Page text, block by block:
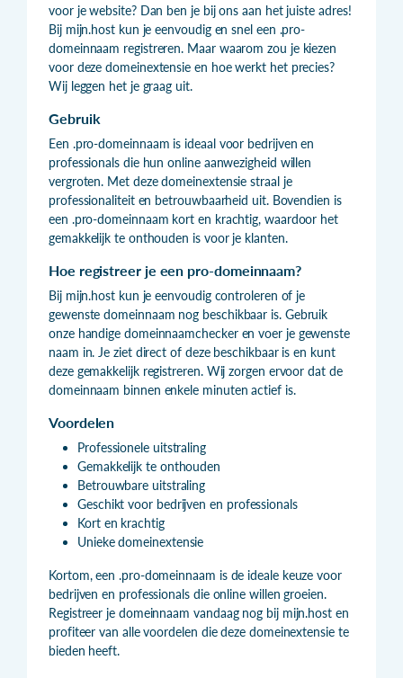
voor je website? Dan ben je bij ons aan het juiste adres!
Bij mijn.host kun je eenvoudig en snel een .pro-
domeinnaam registreren. Maar waarom zou je kiezen
voor deze domeinextensie en hoe werkt het precies?
Wij leggen het je graag uit.
Gebruik
Een .pro-domeinnaam is ideaal voor bedrijven en
professionals die hun online aanwezigheid willen
vergroten. Met deze domeinextensie straal je
professionaliteit en betrouwbaarheid uit. Bovendien is
een .pro-domeinnaam kort en krachtig, waardoor het
gemakkelijk te onthouden is voor je klanten.
Hoe registreer je een pro-domeinnaam?
Bij mijn.host kun je eenvoudig controleren of je
gewenste domeinnaam nog beschikbaar is. Gebruik
onze handige domeinnaamchecker en voer je gewenste
naam in. Je ziet direct of deze beschikbaar is en kunt
deze gemakkelijk registreren. Wij zorgen ervoor dat de
domeinnaam binnen enkele minuten actief is.
Voordelen
Professionele uitstraling
Gemakkelijk te onthouden
Betrouwbare uitstraling
Geschikt voor bedrijven en professionals
Kort en krachtig
Unieke domeinextensie
Kortom, een .pro-domeinnaam is de ideale keuze voor
bedrijven en professionals die online willen groeien.
Registreer je domeinnaam vandaag nog bij mijn.host en
profiteer van alle voordelen die deze domeinextensie te
bieden heeft.